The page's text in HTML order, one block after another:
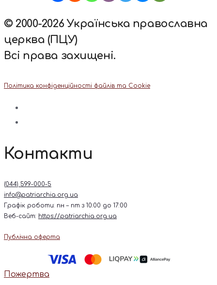
© 2000-2026 Українська православна
церква (ПЦУ)
Всі права захищені.
Політика конфіденційності файлів та Cookie
Контакти
(044) 599-000-5
info@patriarchia.org.ua
Графік роботи: пн – пт з 10:00 до 17:00
Веб-сайт: https://patriarchia.org.ua
Публічна оферта
Пожертва